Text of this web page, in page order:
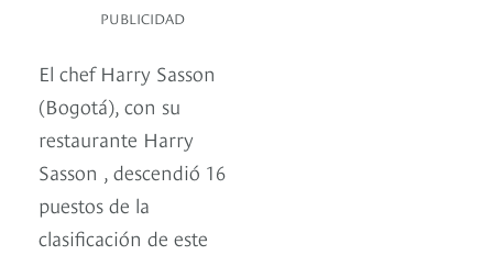
PUBLICIDAD
El chef Harry Sasson
(Bogotá), con su
restaurante Harry
Sasson , descendió 16
puestos de la
clasificación de este